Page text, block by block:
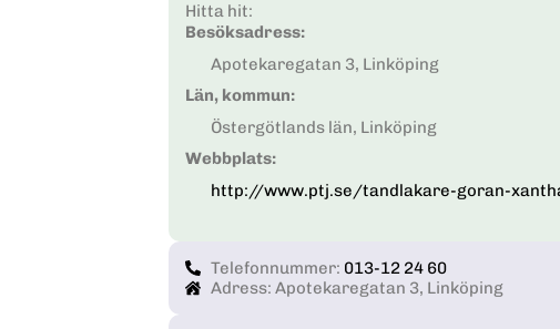
Hitta hit:
Besöksadress:
Apotekaregatan 3, Linköping
Län, kommun:
Östergötlands län, Linköping
Webbplats:
http://www.ptj.se/tandlakare-goran-
Telefonnummer: 013-12 24 60
Adress: Apotekaregatan 3, Linköping